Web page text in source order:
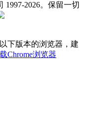
2026。保留一切
下版本的浏览器，建
Chrome浏览器